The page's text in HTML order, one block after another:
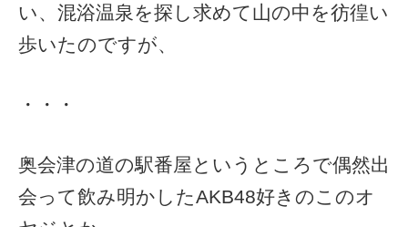
い、混浴温泉を探し求めて山の中を彷徨い
歩いたのですが、
・・・
奥会津の道の駅番屋というところで偶然出
会って飲み明かしたAKB48好きのこのオ